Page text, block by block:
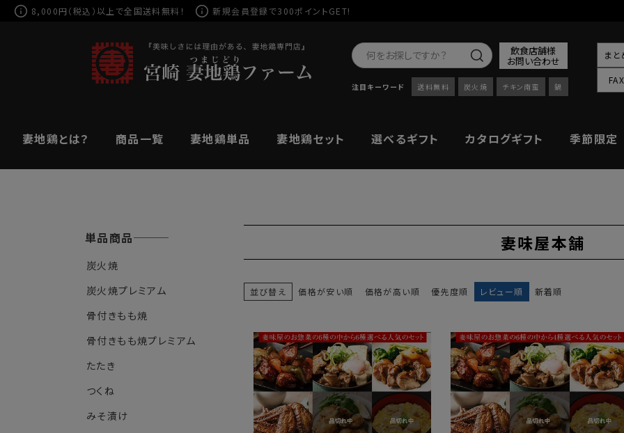
8,000円（税込）以上で全国送料無料！ 新規会員登録で300ポイントGET!
飲食店舗様
お問い合わせ
注目キーワード 送料無料 炭火焼 チキン南蛮 鍋
ま
妻地鶏とは？ 商品一覧 妻地鶏単品 妻地鶏セット 選べるギフト カタログギフト 季節限定
単品商品
炭火焼
炭火焼プレミアム
骨付きもも焼
骨付きもも焼プレミアム
たたき
つくね
みそ漬け
妻味屋本舗
並び替え 価格が安い順 価格が高い順 優先度順 レビュー順 新着順